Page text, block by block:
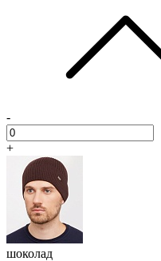
-
+
шоколад